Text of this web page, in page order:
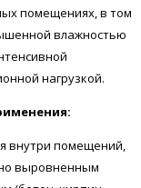
помещениях, в том
влажностью
нагрузкой.
внутри помещений,
выровненным